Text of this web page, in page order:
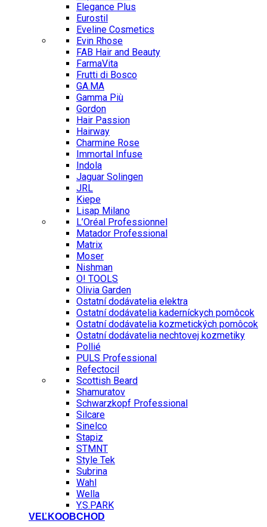
Elegance Plus
Eurostil
Eveline Cosmetics
Evin Rhose
FAB Hair and Beauty
FarmaVita
Frutti di Bosco
GA.MA
Gamma Più
Gordon
Hair Passion
Hairway
Charmine Rose
Immortal Infuse
Indola
Jaguar Solingen
JRL
Kiepe
Lisap Milano
L’Oréal Professionnel
Matador Professional
Matrix
Moser
Nishman
O! TOOLS
Olivia Garden
Ostatní dodávatelia elektra
Ostatní dodávatelia kaderníckych pomôcok
Ostatní dodávatelia kozmetických pomôcok
Ostatní dodávatelia nechtovej kozmetiky
Pollié
PULS Professional
Refectocil
Scottish Beard
Shamuratov
Schwarzkopf Professional
Silcare
Sinelco
Stapiz
STMNT
Style Tek
Subrina
Wahl
Wella
Y.S.PARK
VEĽKOOBCHOD